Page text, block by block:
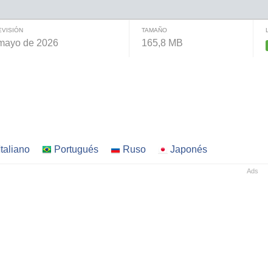
de 2026
TAMAÑO
165,8 MB
Italiano Portugués Ruso Japonés